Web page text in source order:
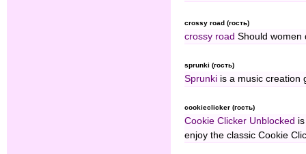
crossy road (гость)
crossy road Should women
sprunki (гость)
Sprunki is a music creation
cookieclicker (гость)
Cookie Clicker Unblocked
enjoy the classic Cookie